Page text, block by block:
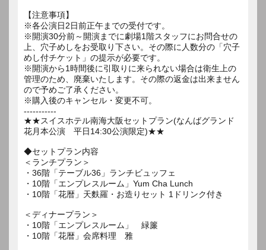
【注意事項】
※各公演日2日前正午までの受付です。
※開演30分前～開演までに劇場1階スタッフにお問合せの
上、穴子めしをお受取り下さい。その際に人数分の「穴子
めし付チケット」の提示が必要です。
※開演から1時間後に引取りに来られない場合は衛生上の
管理のため、廃棄いたします。その際の返金は出来ません
ので予めご了承ください。
※購入後のキャンセル・変更不可。
-----------
★★スイスホテル南海大阪セットプラン(なんばグランド
花月本公演 平日14:30公演限定)★★
◆セットプラン内容
＜ランチプラン＞
・36階「テーブル36」ランチビュッフェ
・10階「エンプレスルーム」Yum Cha Lunch
・10階「花暦」天麩羅・お造りセット 1ドリンク付き
＜ディナープラン＞
・10階「エンプレスルーム」 緑簾
・10階「花暦」会席料理 雅